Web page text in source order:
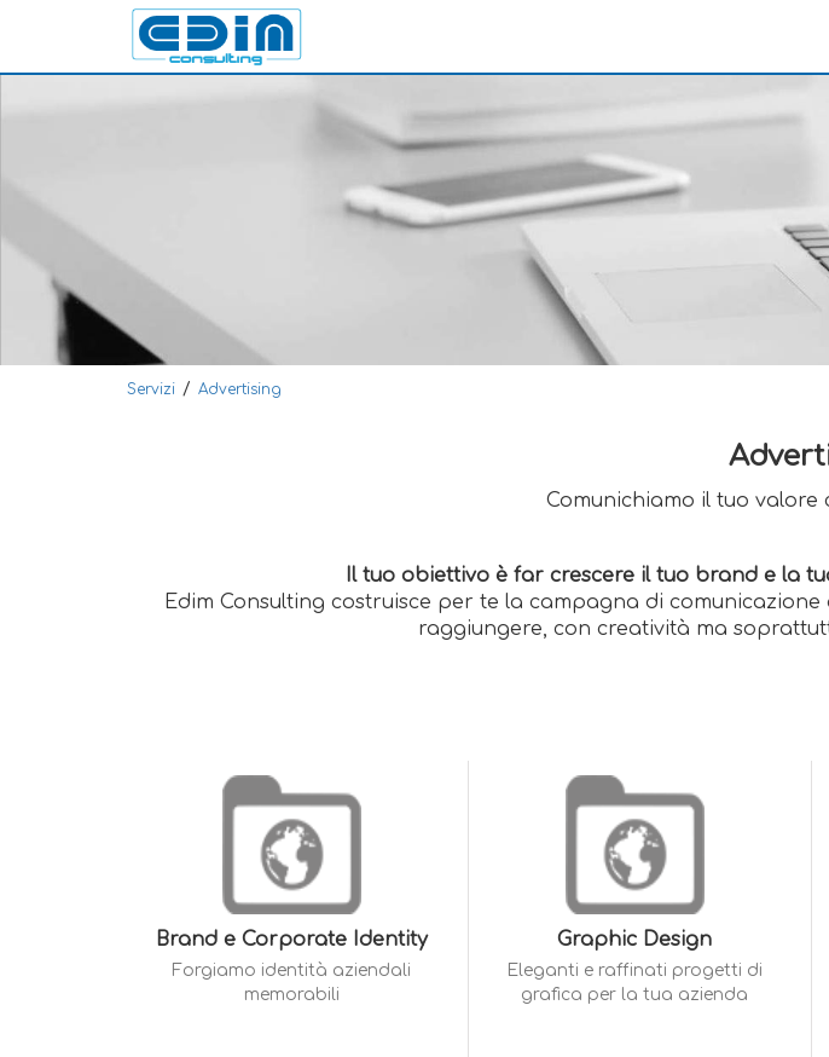
Servizi / Advertising
Comunichiamo il tuo
Il tuo obiettivo è far crescere il tuo brand e la
Edim Consulting costruisce per te la campagna di
raggiungere, con creatività ma
Brand e Corporate Identity
Forgiamo identità aziendali
memorabili
Graphic Design
Eleganti e raffinati progetti di
grafica per la tua azienda